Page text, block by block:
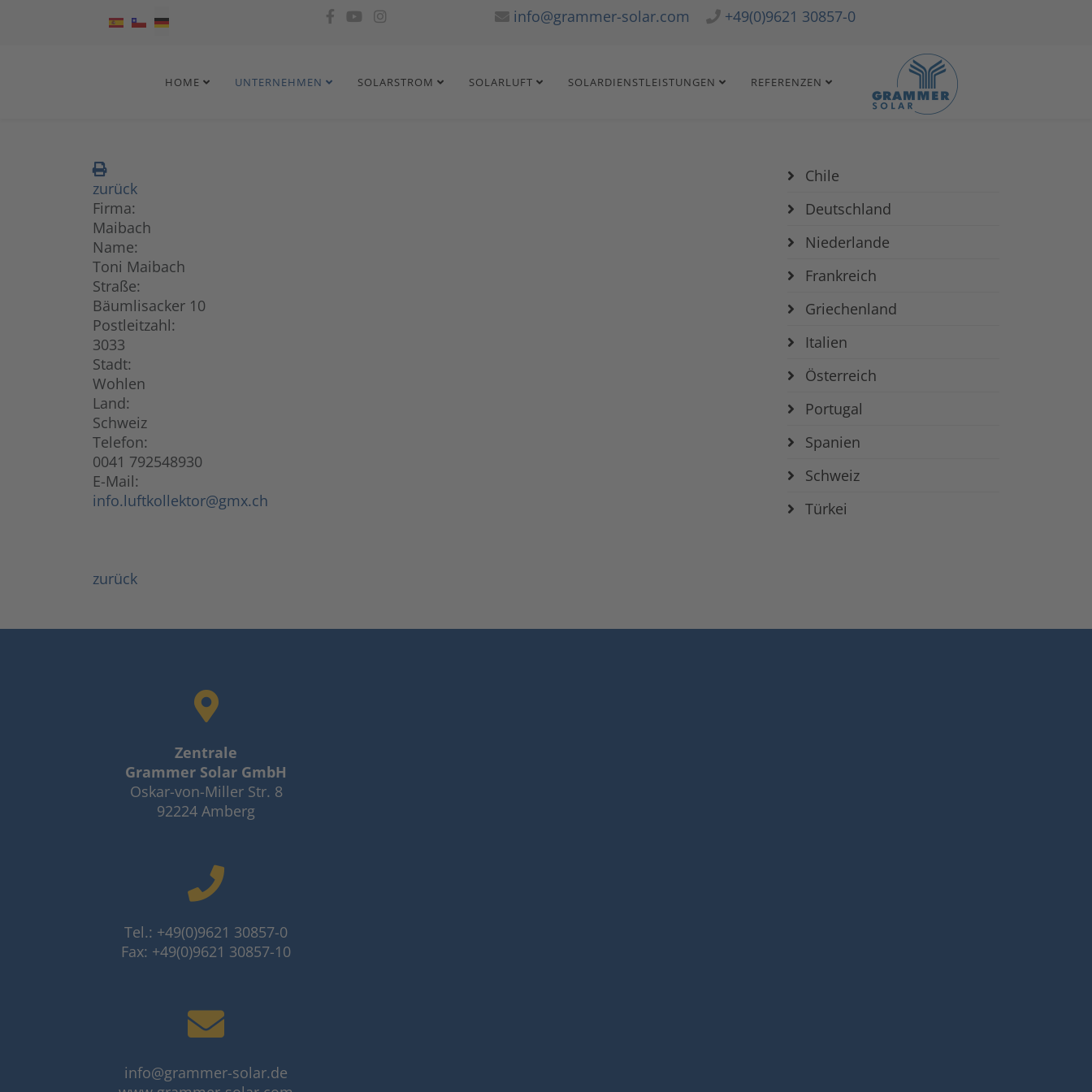
Sprache auswählen info@grammer-solar.com +49(0)9621 30857-0
HOME UNTERNEHMEN SOLARSTROM SOLARLUFT SOLARDIENSTLEISTUNGEN REFERENZEN
zurück
Firma:
Maibach
Name:
Toni Maibach
Straße:
Bäumlisacker 10
Postleitzahl:
3033
Stadt:
Wohlen
Land:
Schweiz
Telefon:
0041 792548930
E-Mail:
info.luftkollektor@gmx.ch
zurück
Chile
Deutschland
Niederlande
Frankreich
Griechenland
Italien
Österreich
Portugal
Spanien
Schweiz
Türkei
Zentrale
Grammer Solar GmbH
Oskar-von-Miller Str. 8
92224 Amberg
Tel.: +49(0)9621 30857-0
Fax: +49(0)9621 30857-10
info@grammer-solar.de